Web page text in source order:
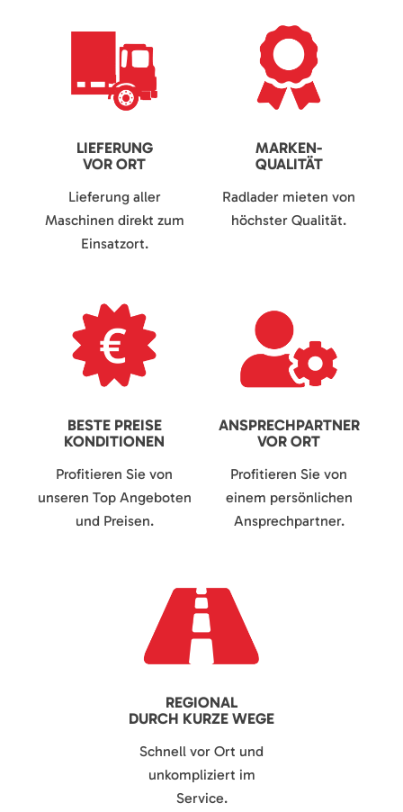
LIEFERUNG
VOR ORT
Lieferung aller
Maschinen direkt zum
Einsatzort.
MARKEN-
QUALITÄT
Radlader mieten von
höchster Qualität.
BESTE PREISE
KONDITIONEN
Profitieren Sie von
unseren Top Angeboten
und Preisen.
ANSPRECHPARTNER
VOR ORT
Profitieren Sie von
einem persönlichen
Ansprechpartner.
REGIONAL
DURCH KURZE WEGE
Schnell vor Ort und
unkompliziert im
Service.